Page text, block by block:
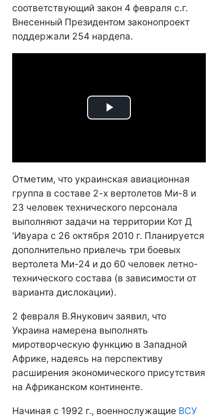
соответствующий закон 4 февраля с.г.
Внесенный Президентом законопроект
поддержали 254 нардепа.
Play
Отметим, что украинская авиационная
группа в составе 2-х вертолетов Ми-8 и
23 человек технического персонала
выполняют задачи на территории Кот Д
'Ивуара с 26 октября 2010 г. Планируется
дополнительно привлечь три боевых
вертолета Ми-24 и до 60 человек летно-
технического состава (в зависимости от
варианта дислокации).
2 февраля В.Янукович заявил, что
Украина намерена выполнять
миротворческую функцию в Западной
Африке, надеясь на перспективу
расширения экономического присутствия
на Африканском континенте.
Начиная с 1992 г., военнослужащие ВСУ